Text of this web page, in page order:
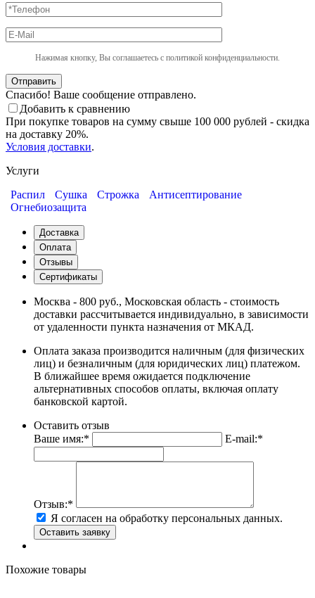
Нажимая кнопку, Вы соглашаетесь с политикой конфиденциальности.
Отправить
Спасибо! Ваше сообщение отправлено.
Добавить к сравнению
При покупке товаров на сумму свыше 100 000 рублей - скидка
на доставку 20%.
Условия доставки.
Услуги
Распил
Сушка Строжка
Антисептирование
Огнебиозащита
Доставка
Оплата
Отзывы
Сертификаты
Москва - 800 руб., Московская область - стоимость
доставки рассчитывается индивидуально, в зависимости
от удаленности пункта назначения от МКАД.
Оплата заказа производится наличным (для физических
лиц) и безналичным (для юридических лиц) платежом.
В ближайшее время ожидается подключение
альтернативных способов оплаты, включая оплату
банковской картой.
Оставить отзыв
Ваше имя:*
E-mail:*
Отзыв:*
Я согласен на обработку персональных данных.
Похожие товары